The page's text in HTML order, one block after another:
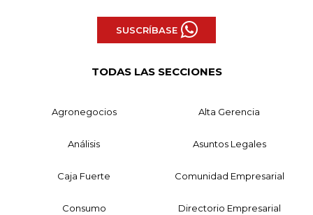
SUSCRÍBASE
TODAS LAS SECCIONES
Agronegocios Alta Gerencia
Análisis Asuntos Legales
Caja Fuerte Comunidad Empresarial
Consumo Directorio Empresarial